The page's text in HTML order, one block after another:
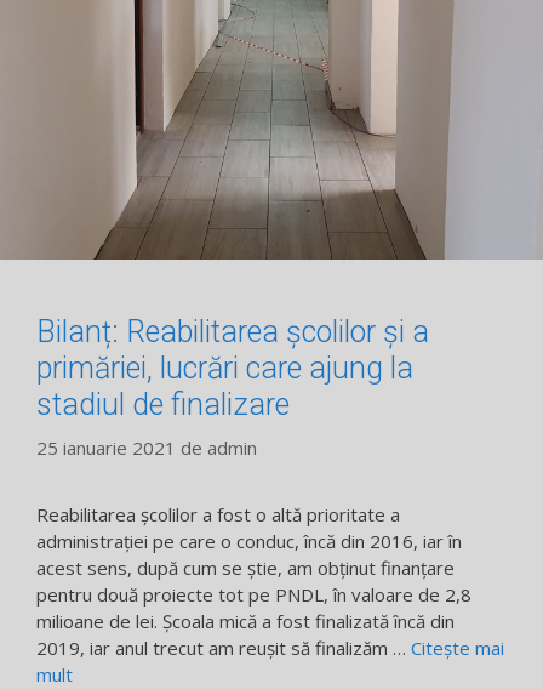
Bilanț: Reabilitarea școlilor și a
primăriei, lucrări care ajung la
stadiul de finalizare
25 ianuarie 2021 de admin
Reabilitarea școlilor a fost o altă prioritate a
administrației pe care o conduc, încă din 2016, iar în
acest sens, după cum se știe, am obținut finanțare
pentru două proiecte tot pe PNDL, în valoare de 2,8
milioane de lei. Școala mică a fost finalizată încă din
2019, iar anul trecut am reușit să finalizăm … Citește mai
mult